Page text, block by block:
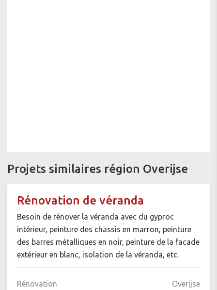
Projets similaires région Overijse
Rénovation de véranda
Besoin de rénover la véranda avec du gyproc
intérieur, peinture des chassis en marron, peinture
des barres métalliques en noir, peinture de la facade
extérieur en blanc, isolation de la véranda, etc.
Rénovation Overijse